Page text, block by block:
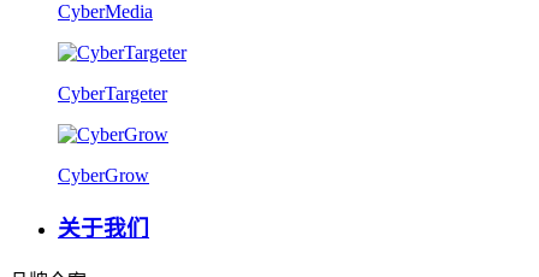
CyberMedia
CyberTargeter
CyberGrow
关于我们